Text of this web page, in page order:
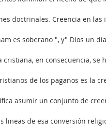
doctrinales. Creencia en las
es soberano ", y" Dios un
cristiana, en consecuencia,
de los paganos es la
asumir un conjunto de
lineas de esa conversión